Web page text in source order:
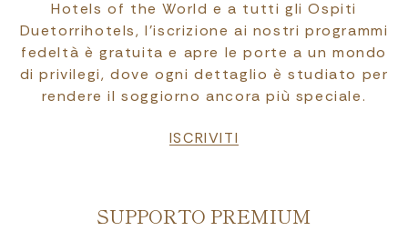
Hotels of the World e a tutti gli Ospiti
Duetorrihotels, l’iscrizione ai nostri programmi
fedeltà è gratuita e apre le porte a un mondo
di privilegi, dove ogni dettaglio è studiato per
rendere il soggiorno ancora più speciale.
ISCRIVITI
SUPPORTO PREMIUM